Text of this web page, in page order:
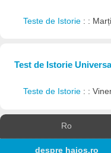
Teste de Istorie : :
Test de Istorie
Teste de Istorie : :
Ro
despre haios.ro